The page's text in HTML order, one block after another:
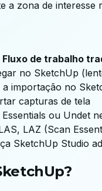
a zona de
Fluxo de trabalho
no SketchUp
a importação no
capturas de tela
ou Undet
LAZ (Scan
SketchUp Studio